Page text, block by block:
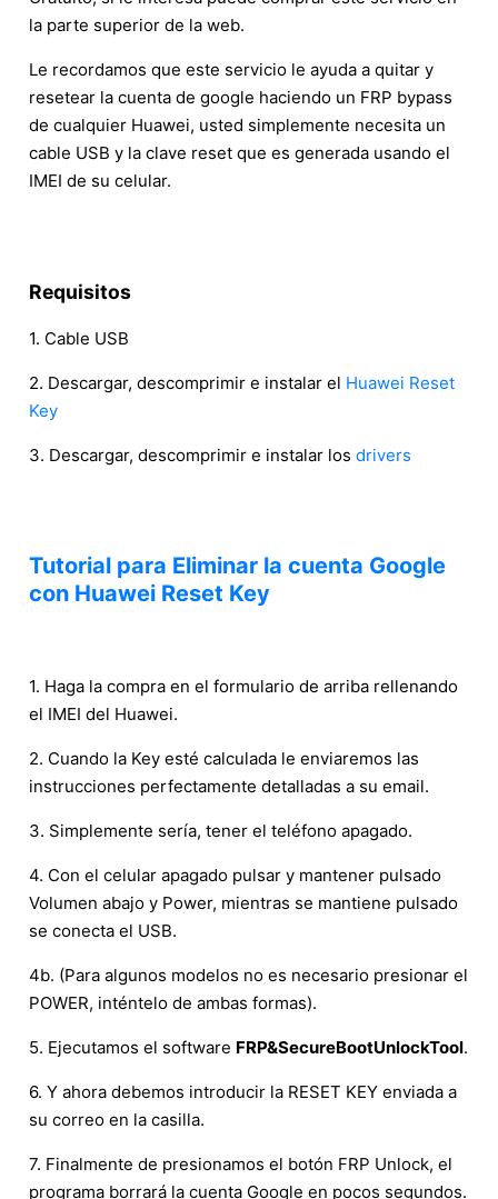
la parte superior de la web.
Le recordamos que este servicio le ayuda a quitar y
resetear la cuenta de google haciendo un FRP bypass
de cualquier Huawei, usted simplemente necesita un
cable USB y la clave reset que es generada usando el
IMEI de su celular.
Requisitos
1. Cable USB
2. Descargar, descomprimir e instalar el Huawei Reset
Key
3. Descargar, descomprimir e instalar los drivers
Tutorial para Eliminar la cuenta Google
con Huawei Reset Key
1. Haga la compra en el formulario de arriba rellenando
el IMEI del Huawei.
2. Cuando la Key esté calculada le enviaremos las
instrucciones perfectamente detalladas a su email.
3. Simplemente sería, tener el teléfono apagado.
4. Con el celular apagado pulsar y mantener pulsado
Volumen abajo y Power, mientras se mantiene pulsado
se conecta el USB.
4b. (Para algunos modelos no es necesario presionar el
POWER, inténtelo de ambas formas).
5. Ejecutamos el software FRP&SecureBootUnlockTool.
6. Y ahora debemos introducir la RESET KEY enviada a
su correo en la casilla.
7. Finalmente de presionamos el botón FRP Unlock, el
programa borrará la cuenta Google en pocos segundos.